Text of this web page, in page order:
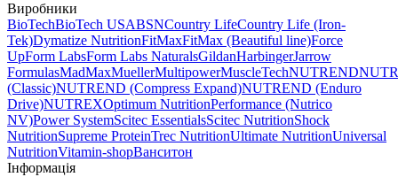
Виробники
BioTechBioTech USABSNCountry LifeCountry Life (Iron-
Tek)Dymatize NutritionFitMaxFitMax (Beautiful line)Force
UpForm LabsForm Labs NaturalsGildanHarbingerJarrow
FormulasMadMaxMuellerMultipowerMuscleTechNUTREND
(Classic)NUTREND (Compress Expand)NUTREND (Enduro
Drive)NUTREXOptimum NutritionPerformance (Nutrico
NV)Power SystemScitec EssentialsScitec NutritionShock
NutritionSupreme ProteinTrec NutritionUltimate NutritionUniversal
NutritionVitamin-shopВанситон
Інформація